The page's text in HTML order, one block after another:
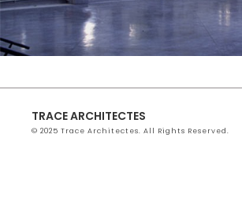
TRACE ARCHITECTES
© 2025 Trace Architectes. All Rights Reserved.